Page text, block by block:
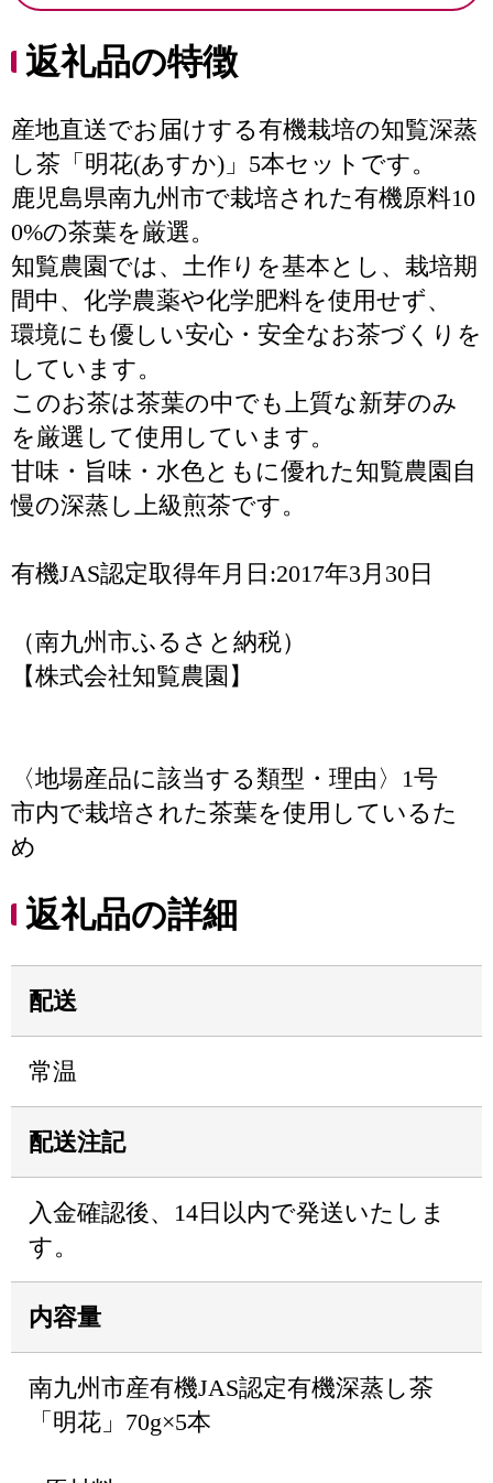
返礼品の特徴
産地直送でお届けする有機栽培の知覧深蒸
し茶「明花(あすか)」5本セットです。
鹿児島県南九州市で栽培された有機原料10
0%の茶葉を厳選。
知覧農園では、土作りを基本とし、栽培期
間中、化学農薬や化学肥料を使用せず、
環境にも優しい安心・安全なお茶づくりを
しています。
このお茶は茶葉の中でも上質な新芽のみ
を厳選して使用しています。
甘味・旨味・水色ともに優れた知覧農園自
慢の深蒸し上級煎茶です。
有機JAS認定取得年月日:2017年3月30日
（南九州市ふるさと納税）
【株式会社知覧農園】
〈地場産品に該当する類型・理由〉1号
市内で栽培された茶葉を使用しているた
め
返礼品の詳細
配送
常温
配送注記
入金確認後、14日以内で発送いたしま
す。
内容量
南九州市産有機JAS認定有機深蒸し茶
「明花」70g×5本